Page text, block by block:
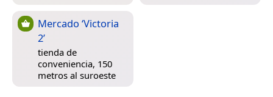
Mercado ‘Victoria
2’
tienda de
conveniencia, 150
metros al suroeste